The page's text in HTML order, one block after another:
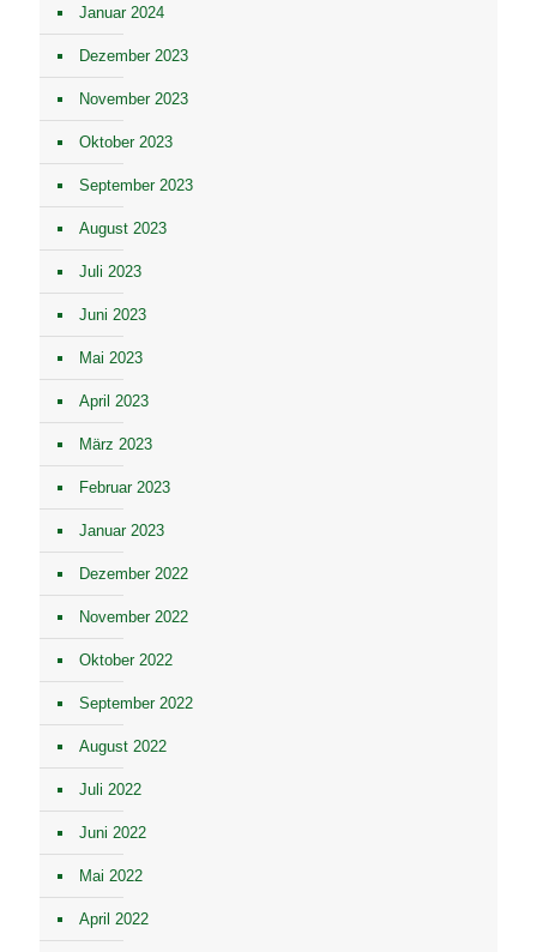
Januar 2024
Dezember 2023
November 2023
Oktober 2023
September 2023
August 2023
Juli 2023
Juni 2023
Mai 2023
April 2023
März 2023
Februar 2023
Januar 2023
Dezember 2022
November 2022
Oktober 2022
September 2022
August 2022
Juli 2022
Juni 2022
Mai 2022
April 2022